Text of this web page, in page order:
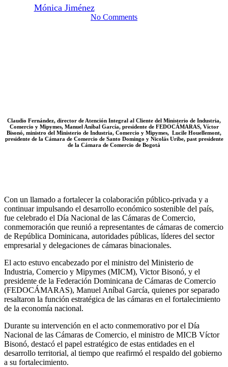
Mónica Jiménez5 de junio de 2025
No Comments
Claudio Fernández, director de Atención Integral al Cliente del Ministerio de Industria,
Comercio y Mipymes, Manuel Aníbal García, presidente de FEDOCÁMARAS, Víctor
Bisonó, ministro del Ministerio de Industria, Comercio y Mipymes, Lucile Houellemont,
presidente de la Cámara de Comercio de Santo Domingo y Nicolás Uribe, past presidente
de la Cámara de Comercio de Bogotá
Con un llamado a fortalecer la colaboración público-privada y a
continuar impulsando el desarrollo económico sostenible del país,
fue celebrado el Día Nacional de las Cámaras de Comercio,
conmemoración que reunió a representantes de cámaras de comercio
de República Dominicana, autoridades públicas, líderes del sector
empresarial y delegaciones de cámaras binacionales.
El acto estuvo encabezado por el ministro del Ministerio de
Industria, Comercio y Mipymes (MICM), Victor Bisonó, y el
presidente de la Federación Dominicana de Cámaras de Comercio
(FEDOCÁMARAS), Manuel Aníbal García, quienes por separado
resaltaron la función estratégica de las cámaras en el fortalecimiento
de la economía nacional.
Durante su intervención en el acto conmemorativo por el Día
Nacional de las Cámaras de Comercio, el ministro de MICB Víctor
Bisonó, destacó el papel estratégico de estas entidades en el
desarrollo territorial, al tiempo que reafirmó el respaldo del gobierno
a su fortalecimiento.